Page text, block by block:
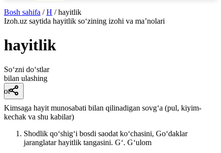
Bosh sahifa / H / hayitlik
Izoh.uz saytida hayitlik so‘zining izohi va ma’nolari
hayitlik
So‘zni do‘stlar
bilan ulashing
ot
Kimsaga hayit munosabati bilan qilinadigan sovgʻa (pul, kiyim-
kechak va shu kabilar)
Shodlik qoʻshigʻi bosdi saodat koʻchasini, Goʻdaklar
jaranglatar hayitlik tangasini. Gʻ. Gʻulom